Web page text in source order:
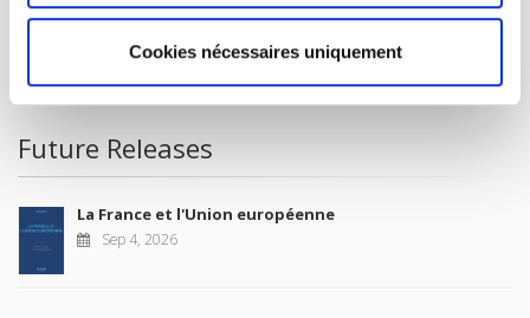
Cookies nécessaires uniquement
Future Releases
La France et l'Union européenne
Sep 4, 2026